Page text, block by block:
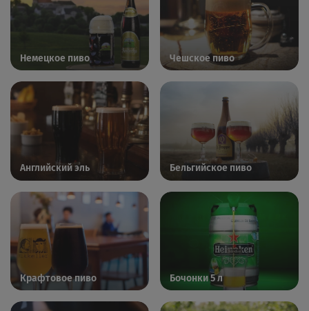
Немецкое пиво Чешское пиво
Английский эль Бельгийское пиво
Крафтовое пиво Бочонки 5 л